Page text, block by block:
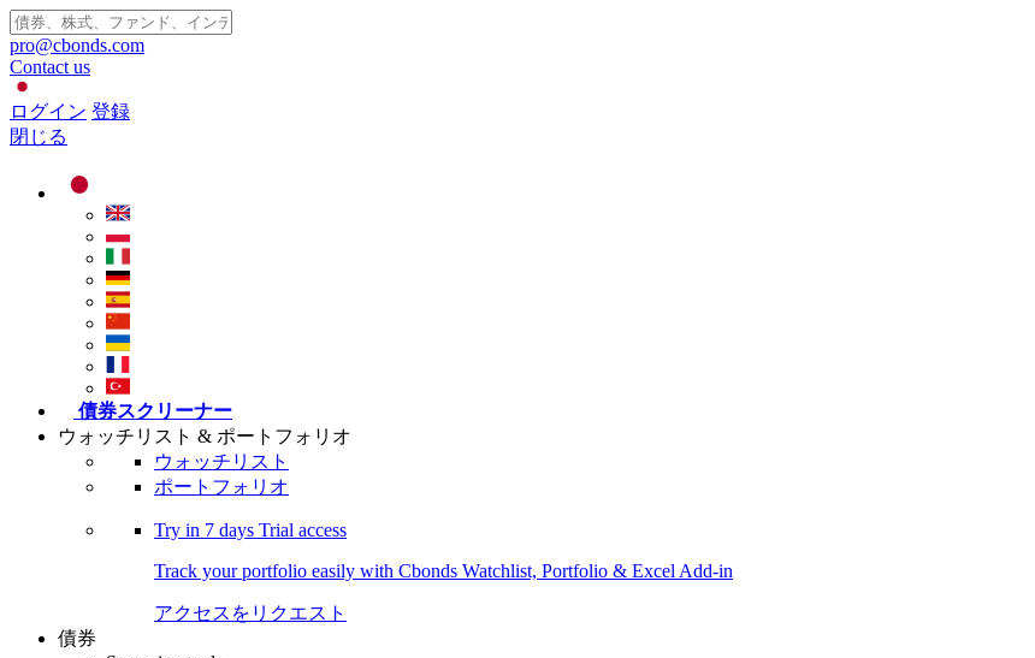
pro@cbonds.com
Contact us
ログイン 登録
閉じる
債券スクリーナー
ウォッチリスト & ポートフォリオ
ウォッチリスト
ポートフォリオ
Try in 7 days Trial access
Track your portfolio easily with Cbonds Watchlist, Portfolio & Excel Add-in
アクセスをリクエスト
債券